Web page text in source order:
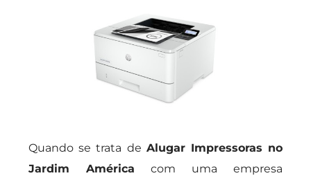
Quando se trata de Alugar Impressoras no
Jardim América com uma empresa